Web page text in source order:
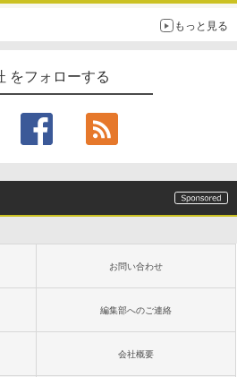
もっと見る
をフォローする
お問い合わせ
編集部へのご連絡
会社概要